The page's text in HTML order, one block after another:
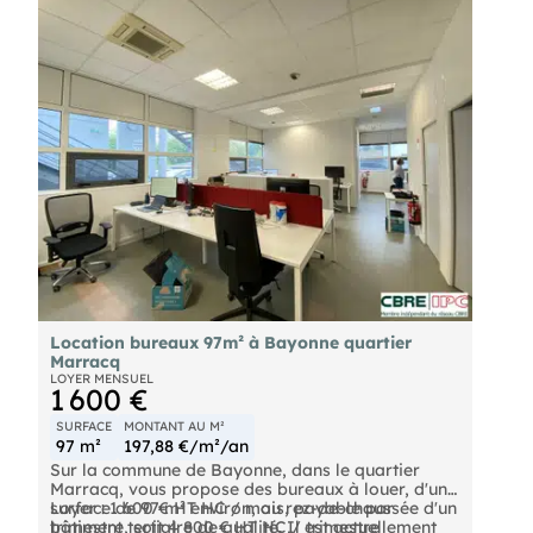
Location bureaux 97m² à Bayonne quartier
Marracq
LOYER MENSUEL
1 600 €
SURFACE
97 m²
MONTANT AU M²
197,88 €/m²/an
Sur la commune de Bayonne, dans le quartier
Marracq, vous propose des bureaux à louer, d'une
surface de 97 m² environ, au rez-de-chaussée d'un
bâtiment tertiaire de qualité. Il est actuellement
Loyer : 1 600 € HT HC / mois, payable par
trimestre, soit 4 800 € HT HC / trimestre